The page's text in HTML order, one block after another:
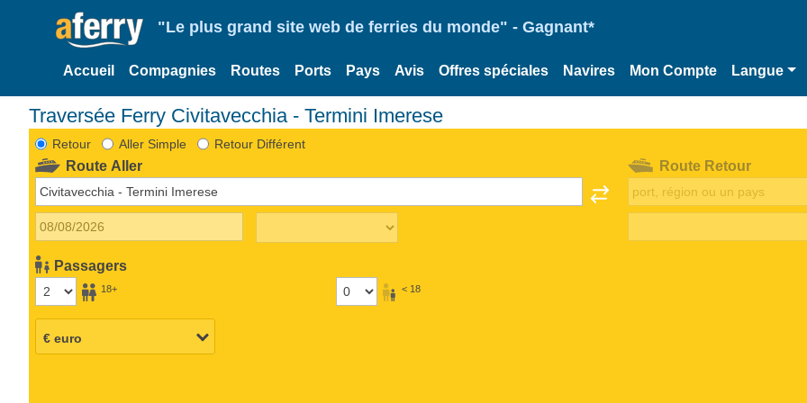
"Le plus grand site web de ferries du monde" - Gagnant*
Accueil Compagnies Routes Ports Pays Avis Offres spéciales Navires Mon Compte Langue
Traversée Ferry Civitavecchia - Termini Imerese
Retour Aller Simple Retour Différent
Route Aller
Passagers
18+ < 18
Route Retour